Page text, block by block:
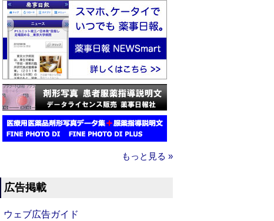
もっと見る »
広告掲載
ウェブ広告ガイド